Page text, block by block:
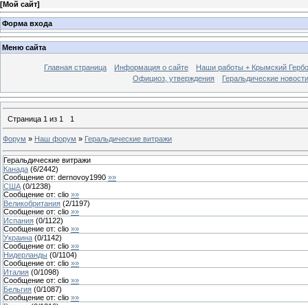
[Мой сайт]
Форма входа
Меню сайта
Главная страница Информация о сайте
Наши работы + Крымский
Официоз, утверждения
Геральдические новости
Страница 1 из 1 1
Форум » Наш форум » Геральдические витражи
Геральдические витражи
Канада (6/2442)
Сообщение от: dernovoy1990 »»
США (0/1238)
Сообщение от: clio »»
Великобритания (2/1197)
Сообщение от: clio »»
Испания (0/1122)
Сообщение от: clio »»
Украина (0/1142)
Сообщение от: clio »»
Нидерланды (0/1104)
Сообщение от: clio »»
Италия (0/1098)
Сообщение от: clio »»
Бельгия (0/1087)
Сообщение от: clio »»